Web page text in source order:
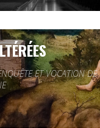
ET VOCATION DE